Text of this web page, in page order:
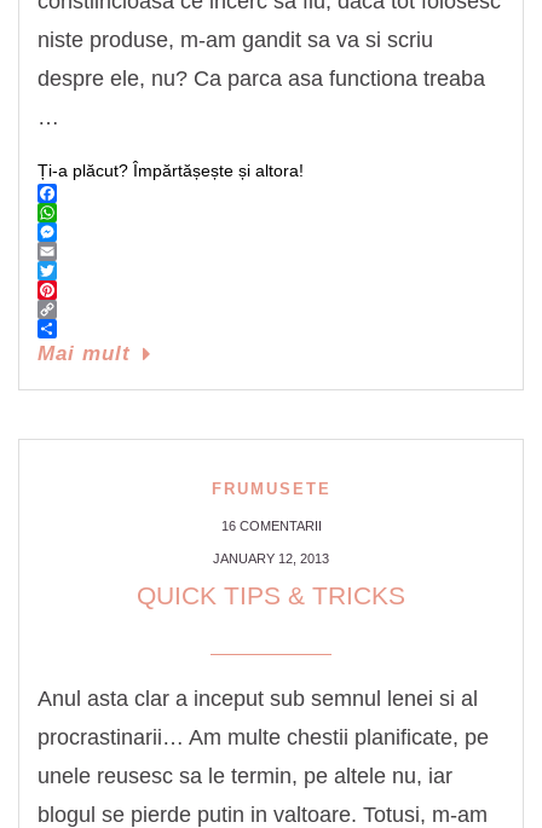
niste produse, m-am gandit sa va si scriu
despre ele, nu? Ca parca asa functiona treaba
…
Ți-a plăcut? Împărtășește și altora!
Facebook
WhatsApp
Messenger
Email
Twitter
Pinterest
Copy
Link
Share
Mai mult
FRUMUSETE
16 COMENTARII
JANUARY 12, 2013
QUICK TIPS & TRICKS
Anul asta clar a inceput sub semnul lenei si al
procrastinarii… Am multe chestii planificate, pe
unele reusesc sa le termin, pe altele nu, iar
blogul se pierde putin in valtoare. Totusi, m-am